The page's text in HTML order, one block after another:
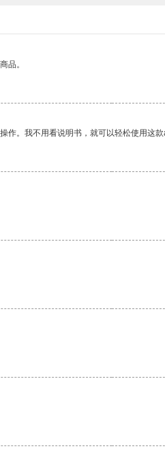
品。
。我不用看说明书，就可以轻松使用这款